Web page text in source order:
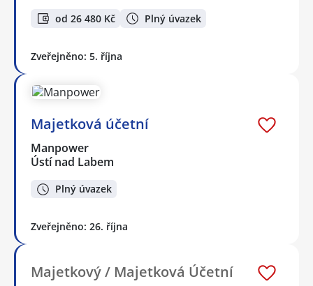
od 26 480 Kč Plný úvazek
Zveřejněno: 5. října
Majetková účetní
Manpower
Ústí nad Labem
Plný úvazek
Zveřejněno: 26. října
Majetkový / Majetková Účetní